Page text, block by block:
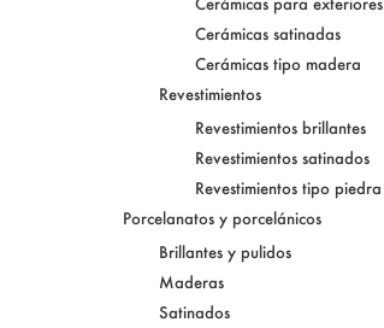
Cerámicas satinadas
Cerámicas tipo madera
Revestimientos
Revestimientos brillantes
Revestimientos satinados
Revestimientos tipo piedra
Porcelanatos y porcelánicos
Brillantes y pulidos
Maderas
Satinados